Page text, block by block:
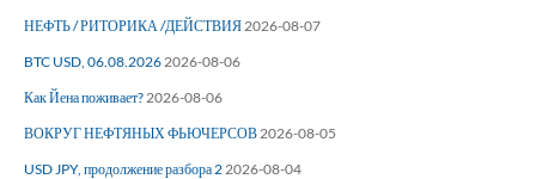
НЕФТЬ / РИТОРИКА /ДЕЙСТВИЯ 2026-08-07
BTC USD, 06.08.2026 2026-08-06
Как Йена поживает? 2026-08-06
ВОКРУГ НЕФТЯНЫХ ФЬЮЧЕРСОВ 2026-08-05
USD JPY, продолжение разбора 2 2026-08-04